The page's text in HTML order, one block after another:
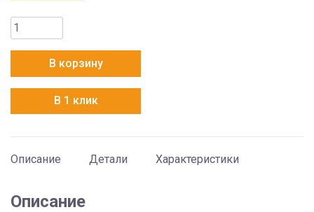
Количество
товара
RAK-
50REF/RAC-
В корзину
В 1 клик
Описание Детали Характеристики
Описание